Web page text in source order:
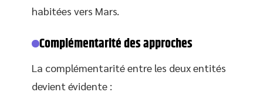
habitées vers Mars.
Complémentarité des approches
La complémentarité entre les deux entités
devient évidente :